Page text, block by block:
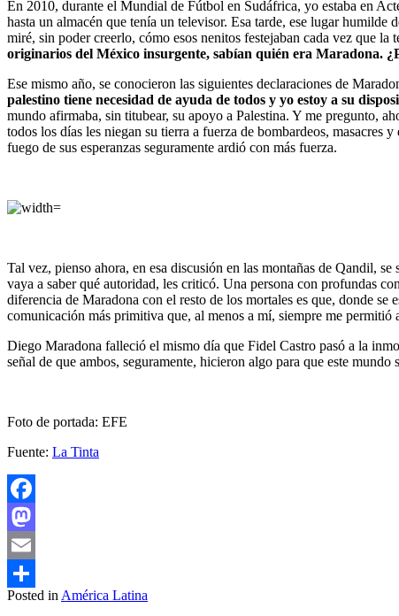
En 2010, durante el Mundial de Fútbol en Sudáfrica, yo estaba en
hasta un almacén que tenía un televisor. Esa tarde, ese lugar
miré, sin poder creerlo, cómo esos nenitos festejaban cada vez que
originarios del México insurgente, sabían quién era Maradona.
Ese mismo año, se conocieron las siguientes declaraciones de
palestino tiene necesidad de ayuda de todos y yo estoy a su
mundo afirmaba, sin titubear, su apoyo a Palestina. Y me pregunto,
todos los días les niegan su tierra a fuerza de bombardeos, masacres
fuego de sus esperanzas seguramente ardió con más fuerza.
Tal vez, pienso ahora, en esa discusión en las montañas de Qandil,
vaya a saber qué autoridad, les criticó. Una persona con profundas
diferencia de Maradona con el resto de los mortales es que, donde se
comunicación más primitiva que, al menos a mí, siempre me permitió
Diego Maradona falleció el mismo día que Fidel Castro pasó a la
señal de que ambos, seguramente, hicieron algo para que este mundo
Foto de portada: EFE
Fuente: La Tinta
Facebook
Mastodon
Email
Compartir
Posted in América Latina